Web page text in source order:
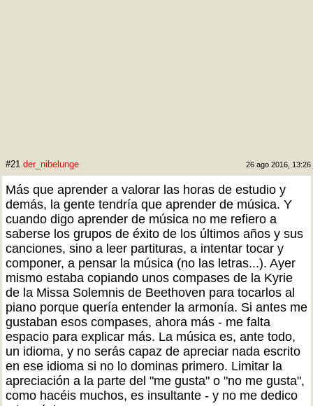
#21 der_nibelunge 26 ago 2016, 13:26
Más que aprender a valorar las horas de estudio y
demás, la gente tendría que aprender de música. Y
cuando digo aprender de música no me refiero a
saberse los grupos de éxito de los últimos años y sus
canciones, sino a leer partituras, a intentar tocar y
componer, a pensar la música (no las letras...). Ayer
mismo estaba copiando unos compases de la Kyrie
de la Missa Solemnis de Beethoven para tocarlos al
piano porque quería entender la armonía. Si antes me
gustaban esos compases, ahora más - me falta
espacio para explicar más. La música es, ante todo,
un idioma, y no serás capaz de apreciar nada escrito
en ese idioma si no lo dominas primero. Limitar la
apreciación a la parte del "me gusta" o "no me gusta",
como hacéis muchos, es insultante - y no me dedico